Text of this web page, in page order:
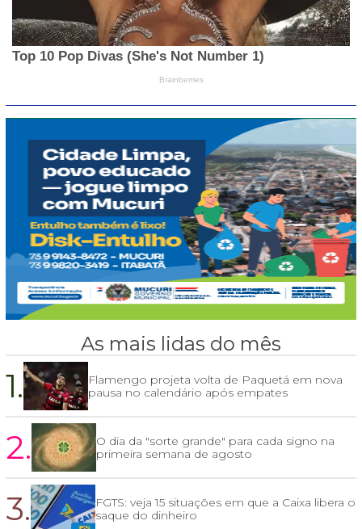
As mais lidas do mês
1.
Flamengo projeta volta de Paquetá em nova
pausa no calendário após empates
2.
O dia da "sorte grande" para cada signo na
primeira semana de agosto
3.
FGTS: veja 15 situações em que a Caixa libera o
saque do dinheiro